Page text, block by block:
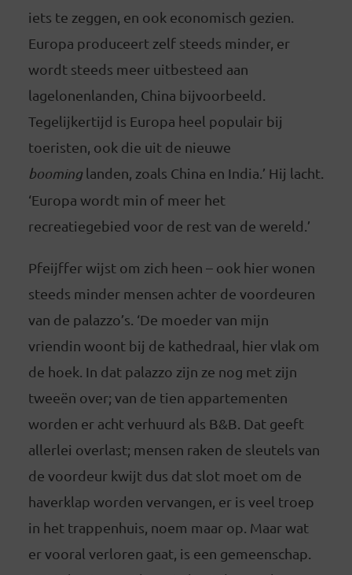
iets te zeggen, en ook economisch gezien.
Europa produceert zelf steeds minder, er
wordt steeds meer uitbesteed aan
lagelonenlanden, China bijvoorbeeld.
Tegelijkertijd is Europa heel populair bij
toeristen, ook die uit de nieuwe
boominglanden, zoals China en India.’ Hij lacht.
‘Europa wordt min of meer het
recreatiegebied voor de rest van de wereld.’
Pfeijffer wijst om zich heen – ook hier wonen
steeds minder mensen achter de voordeuren
van de palazzo’s. ‘De moeder van mijn
vriendin woont bij de kathedraal, hier vlak om
de hoek. In dat palazzo zijn ze nog met zijn
tweeën over; van de tien appartementen
worden er acht verhuurd als B&B. Dat geeft
allerlei overlast; mensen raken de sleutels van
de voordeur kwijt dus dat slot moet om de
haverklap worden vervangen, er is veel troep
in het trappenhuis, noem maar op. Maar wat
er vooral verloren gaat, is een gemeenschap.